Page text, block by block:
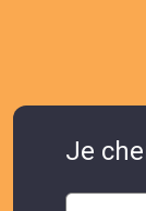
Je